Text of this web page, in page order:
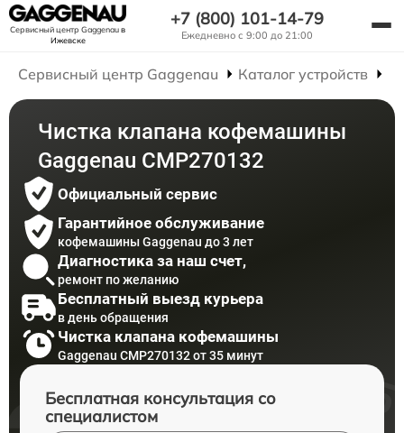
Сервисный центр Gaggenauв
Ижевске
+7 (800) 101-14-79
Ежедневно с 9:00 до 21:00
Сервисный центр Gaggenau Каталог устройств
Чистка клапана кофемашины
Gaggenau CMP270132
Официальный сервис
Гарантийное обслуживание
кофемашины Gaggenau до 3 лет
Диагностика за наш счет,
ремонт по желанию
Бесплатный выезд курьера
в день обращения
Чистка клапана кофемашины
Gaggenau CMP270132 от 35 минут
Бесплатная консультация со
специалистом